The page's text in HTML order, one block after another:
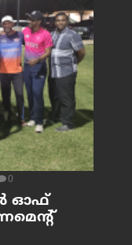
0
ഓഫ്